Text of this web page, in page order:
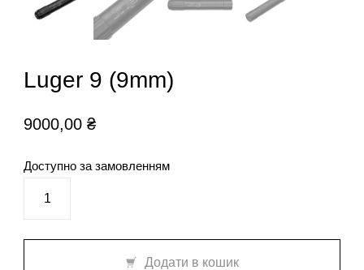
Luger 9 (9mm)
9000,00 ₴
Доступно за замовленням
кількість
Додати в кошик